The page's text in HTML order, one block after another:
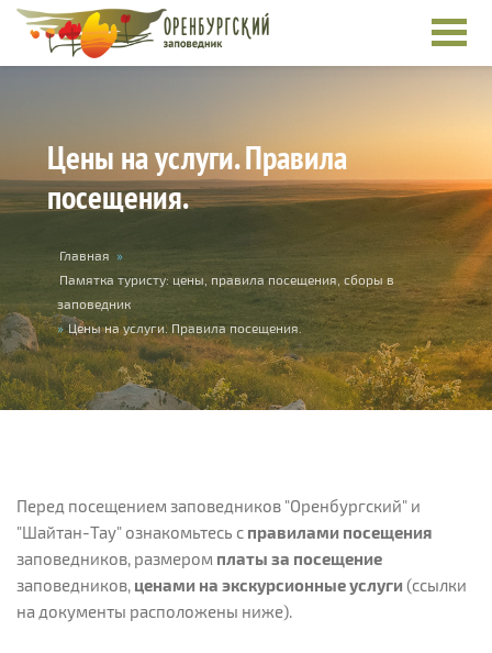
Перейти к основному содержанию
Цены на услуги. Правила
посещения.
Вы здесь
Главная »
Памятка туристу: цены, правила посещения, сборы в
заповедник
» Цены на услуги. Правила посещения.
Перед посещением заповедников "Оренбургский" и
"Шайтан-Тау" ознакомьтесь с правилами посещения
заповедников, размером платы за посещение
заповедников, ценами на экскурсионные услуги (ссылки
на документы расположены ниже).